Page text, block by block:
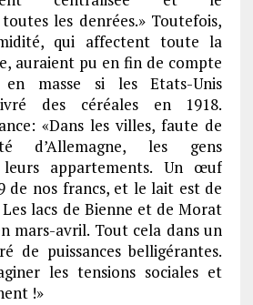
les denrées.» Toutefois,
qui affectent toute la
auraient pu en fin de compte
masse si les Etats-Unis
des céréales en 1918.
«Dans les villes, faute de
d’Allemagne, les gens
appartements. Un œuf
de nos francs, et le lait est de
lacs de Bienne et de Morat
mars-avril. Tout cela dans un
de puissances belligérantes.
les tensions sociales et
!»